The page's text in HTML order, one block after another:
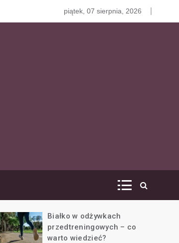
piątek, 07 sierpnia, 2026
Jakie białko wybrać w
diecie bezglutenowej?